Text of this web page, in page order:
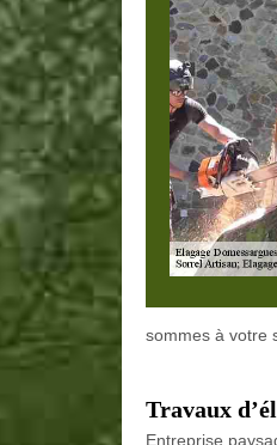
sommes à votre
Travaux
Entreprise